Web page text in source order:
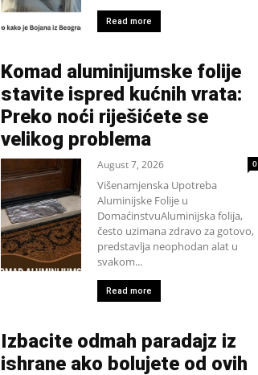
Read more
Komad aluminijumske folije
stavite ispred kućnih vrata:
Preko noći riješićete se
velikog problema
August 7, 2026 0
Višenamjenska Upotreba
Aluminijske Folije u
DomaćinstvuAluminijska folija,
često uzimana zdravo za gotovo,
predstavlja neophodan alat u
svakom...
Read more
Izbacite odmah paradajz iz
ishrane ako bolujete od ovih